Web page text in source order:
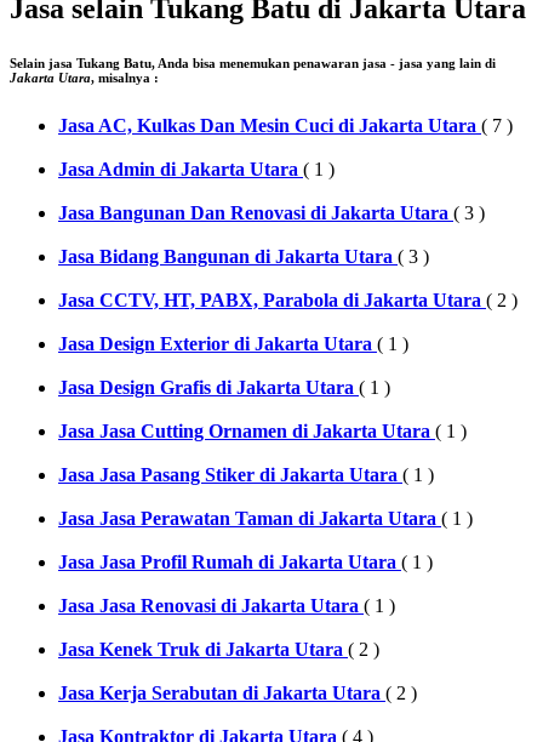
Jasa selain Tukang Batu di Jakarta Utara
Selain jasa Tukang Batu, Anda bisa menemukan penawaran jasa - jasa yang lain di
Jakarta Utara, misalnya :
Jasa AC, Kulkas Dan Mesin Cuci di Jakarta Utara ( 7 )
Jasa Admin di Jakarta Utara ( 1 )
Jasa Bangunan Dan Renovasi di Jakarta Utara ( 3 )
Jasa Bidang Bangunan di Jakarta Utara ( 3 )
Jasa CCTV, HT, PABX, Parabola di Jakarta Utara ( 2 )
Jasa Design Exterior di Jakarta Utara ( 1 )
Jasa Design Grafis di Jakarta Utara ( 1 )
Jasa Jasa Cutting Ornamen di Jakarta Utara ( 1 )
Jasa Jasa Pasang Stiker di Jakarta Utara ( 1 )
Jasa Jasa Perawatan Taman di Jakarta Utara ( 1 )
Jasa Jasa Profil Rumah di Jakarta Utara ( 1 )
Jasa Jasa Renovasi di Jakarta Utara ( 1 )
Jasa Kenek Truk di Jakarta Utara ( 2 )
Jasa Kerja Serabutan di Jakarta Utara ( 2 )
Jasa Kontraktor di Jakarta Utara ( 4 )